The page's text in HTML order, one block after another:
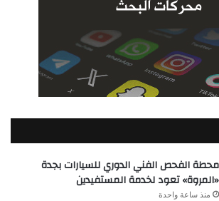
محطة الفحص الفني الدوري للسيارات بجدة
«المروة» تعود لخدمة المستفيدين
منذ ساعة واحدة